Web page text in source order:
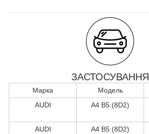
ЗАСТОСУВАННЯ
Марка Модель
AUDI
A4 B5 (8D2)
AUDI
A4 B5 (8D2)